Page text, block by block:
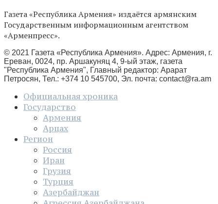
Газета «Республика Армения» издаётся армянским
Государственным информационным агентством
«Арменпресс».
© 2021 Газета «Республика Армения». Адрес: Армения, г.
Ереван, 0024, пр. Аршакуняц 4, 9-ый этаж, газета
"Республика Армения", Главный редактор: Арарат
Петросян, Тел.: +374 10 545700, Эл. почта: contact@ra.am
Официальная хроника
Государство
Армения
Арцах
Регион
Россия
Иран
Грузия
Турция
Азербайджан